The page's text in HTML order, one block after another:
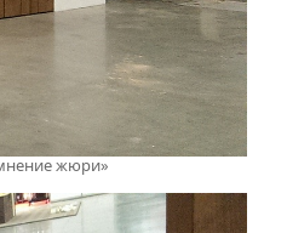
жюри»